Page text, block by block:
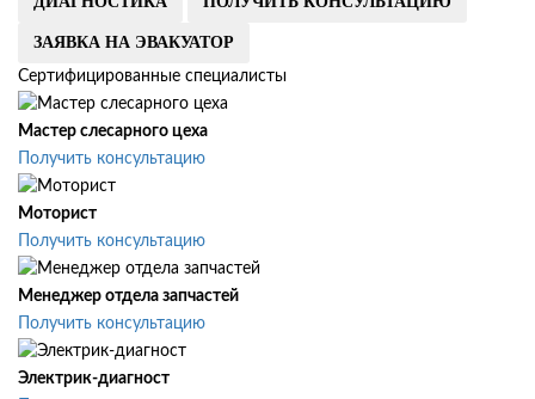
ЗАЯВКА НА ЭВАКУАТОР
Сертифицированные специалисты
Мастер слесарного цеха
Получить консультацию
Моторист
Получить консультацию
Менеджер отдела запчастей
Получить консультацию
Электрик-диагност